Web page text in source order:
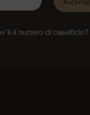
il numero di caseificio?